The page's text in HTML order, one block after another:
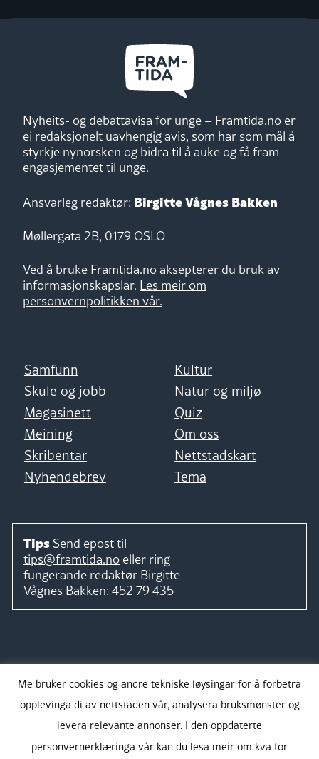
Nyheits- og debattavisa for unge – Framtida.no er
ei redaksjonelt uavhengig avis, som har som mål å
styrkje nynorsken og bidra til å auke og få fram
engasjementet til unge.
Ansvarleg redaktør: Birgitte Vågnes Bakken
Møllergata 2B, 0179 OSLO
Ved å bruke Framtida.no aksepterer du bruk av
informasjonskapslar. Les meir om
personvernpolitikken vår.
Samfunn
Kultur
Skule og jobb
Natur og miljø
Magasinett
Quiz
Meining
Om oss
Skribentar
Nettstadskart
Nyhendebrev
Tema
Tips Send epost til
tips@framtida.no eller ring
fungerande redaktør Birgitte
Vågnes Bakken: 452 79 435
Me bruker cookies og andre tekniske løysingar for å forbetra
opplevinga di av nettstaden vår, analysera bruksmønster og
levera relevante annonser. I den oppdaterte
personvernerklæringa vår kan du lesa meir om kva for